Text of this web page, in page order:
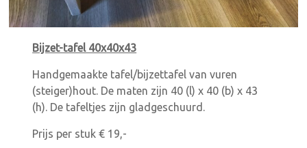
Bijzet-tafel 40x40x43
Handgemaakte tafel/bijzettafel van vuren
(steiger)hout. De maten zijn 40 (l) x 40 (b) x 43
(h). De tafeltjes zijn gladgeschuurd.
Prijs per stuk € 19,-